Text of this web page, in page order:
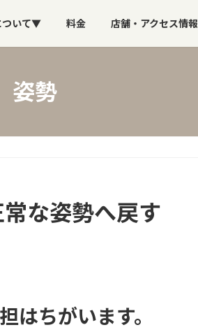
ついて▼ 料金 店舗・アクセス情報
姿勢
な姿勢へ戻す
はちがいます。